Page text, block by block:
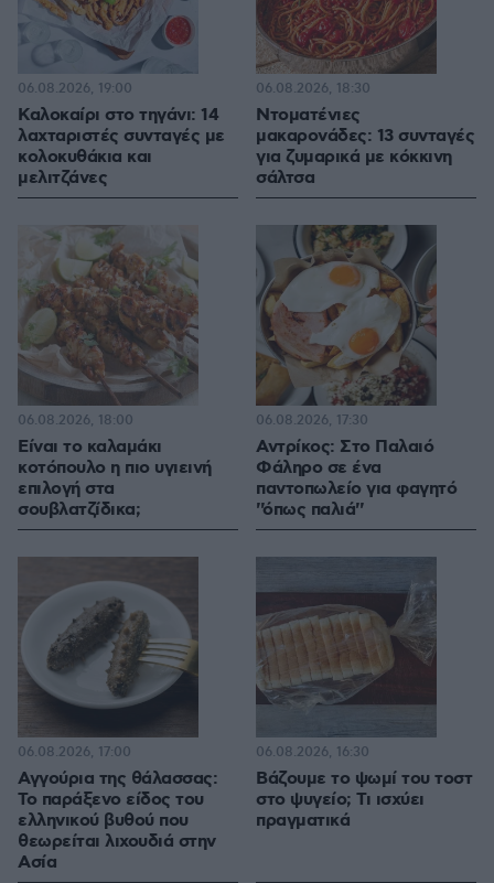
Καλοκαίρι στο τηγάνι: 14
λαχταριστές συνταγές με
κολοκυθάκια και
μελιτζάνες
06.08.2026, 19:00
Ντοματένιες
μακαρονάδες: 13 συνταγές
για ζυμαρικά με κόκκινη
σάλτσα
06.08.2026, 18:30
Είναι το καλαμάκι
κοτόπουλο η πιο υγιεινή
επιλογή στα
σουβλατζίδικα;
06.08.2026, 18:00
Αντρίκος: Στο Παλαιό
Φάληρο σε ένα
παντοπωλείο για φαγητό
''όπως παλιά''
06.08.2026, 17:30
Αγγούρια της θάλασσας:
Το παράξενο είδος του
ελληνικού βυθού που
θεωρείται λιχουδιά στην
Ασία
06.08.2026, 17:00
Βάζουμε το ψωμί του τοστ
στο ψυγείο; Τι ισχύει
πραγματικά
06.08.2026, 16:30